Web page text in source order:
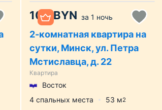
100 BYN за 1 ночь
2-комнатная квартира на
сутки, Минск, ул. Петра
Мстиславца, д. 22
Квартира
Восток
4 спальных места
53 м2